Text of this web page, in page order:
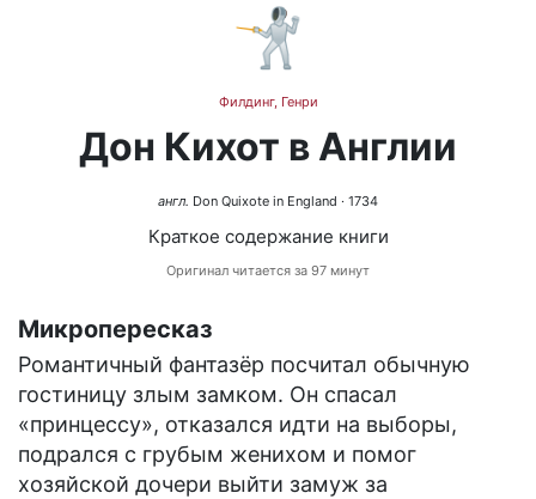
🤺
Филдинг, Генри
Дон Кихот в Англии
англ. Don Quixote in England · 1734
Краткое содержание книги
Оригинал читается за 97 минут
Микропересказ
Романтичный фантазёр посчитал обычную
гостиницу злым замком. Он спасал
«принцессу», отказался идти на выборы,
подрался с грубым женихом и помог
хозяйской дочери выйти замуж за